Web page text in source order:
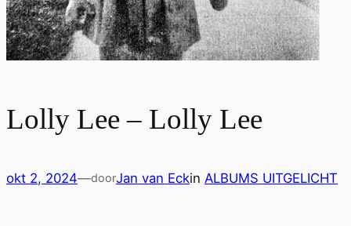
Lolly Lee – Lolly Lee
okt 2, 2024—doorJan van Eckin ALBUMS UITGELICHT